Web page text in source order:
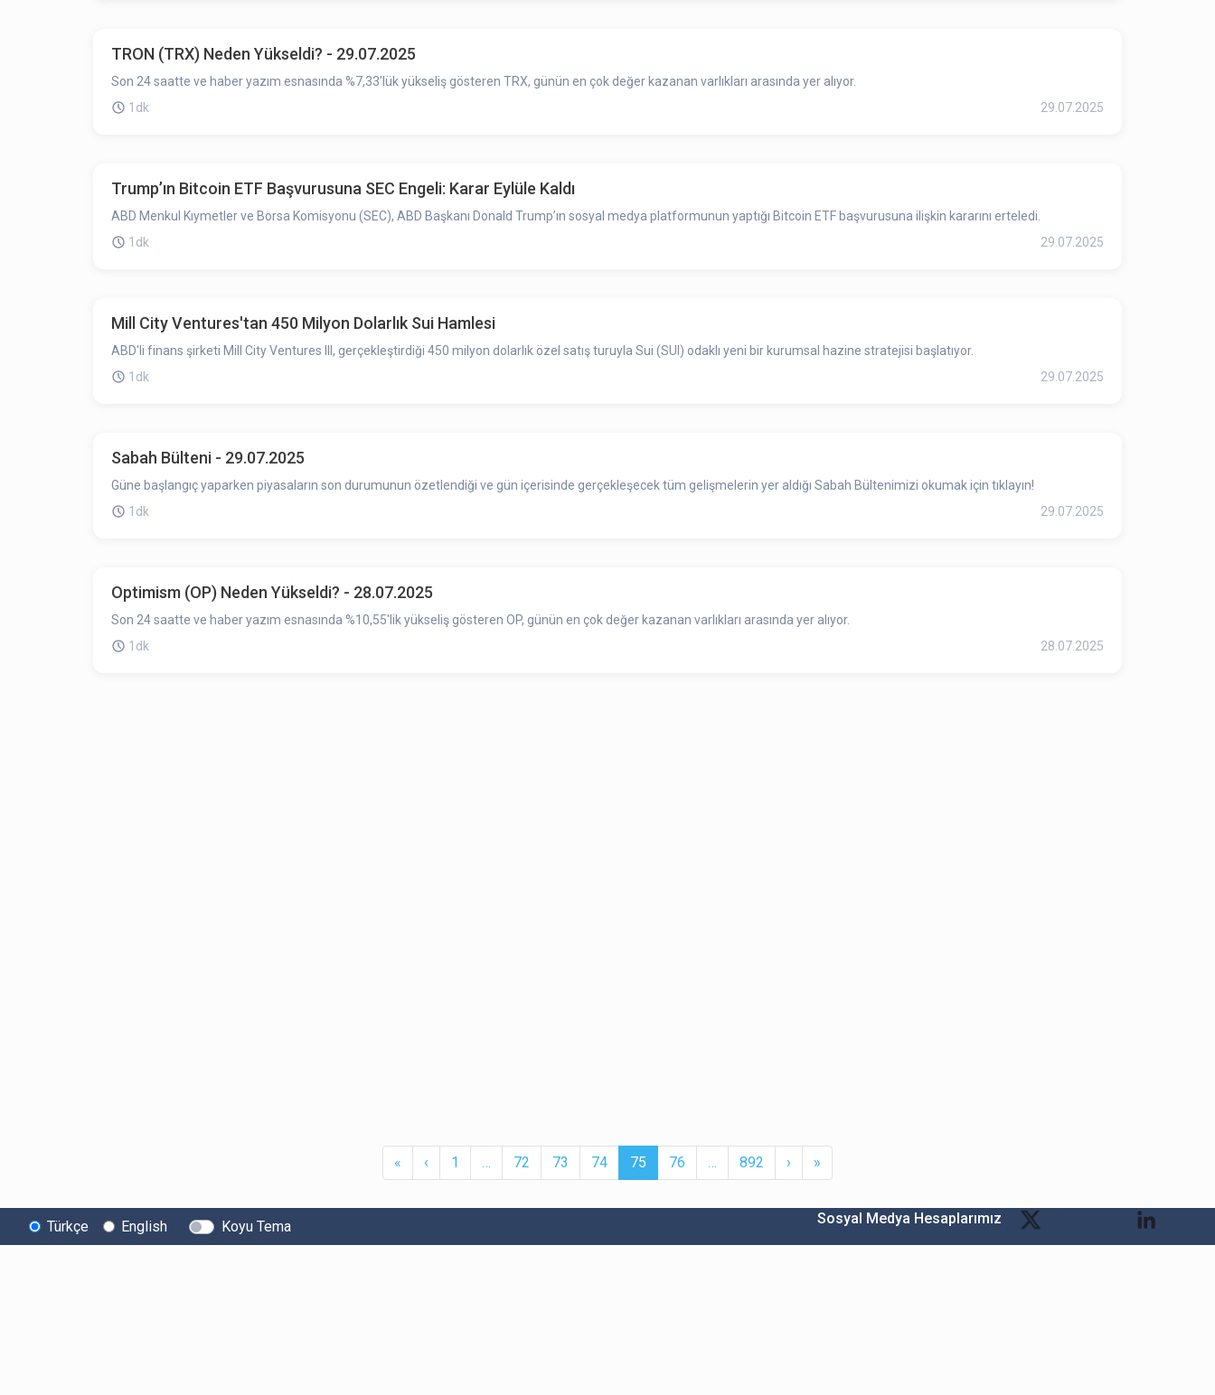
TRON (TRX) Neden Yükseldi? - 29.07.2025
Son 24 saatte ve haber yazım esnasında %7,33'lük yükseliş gösteren TRX, günün en çok değer kazanan varlıkları arasında yer alıyor.
1dk
29.07.2025
Trump’ın Bitcoin ETF Başvurusuna SEC Engeli: Karar Eylüle Kaldı
ABD Menkul Kıymetler ve Borsa Komisyonu (SEC), ABD Başkanı Donald Trump’ın sosyal medya platformunun yaptığı Bitcoin ETF başvurusuna ilişkin kararını erteledi.
1dk
29.07.2025
Mill City Ventures'tan 450 Milyon Dolarlık Sui Hamlesi
ABD'li finans şirketi Mill City Ventures III, gerçekleştirdiği 450 milyon dolarlık özel satış turuyla Sui (SUI) odaklı yeni bir kurumsal hazine stratejisi başlatıyor.
1dk
29.07.2025
Sabah Bülteni - 29.07.2025
Güne başlangıç yaparken piyasaların son durumunun özetlendiği ve gün içerisinde gerçekleşecek tüm gelişmelerin yer aldığı Sabah Bültenimizi okumak için tıklayın!
1dk
29.07.2025
Optimism (OP) Neden Yükseldi? - 28.07.2025
Son 24 saatte ve haber yazım esnasında %10,55'lik yükseliş gösteren OP, günün en çok değer kazanan varlıkları arasında yer alıyor.
1dk
28.07.2025
« First‹ Previous
1 … More72 73 74 75 (current)
76 … More892 › Next
»
Türkçe English Koyu Tema Sosyal Medya Hesaplarımız